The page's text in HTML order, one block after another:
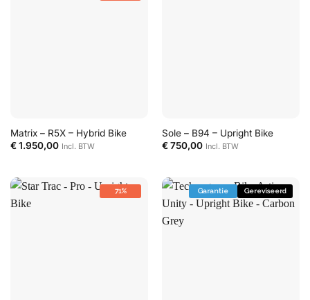
Matrix – R5X – Hybrid Bike
€1.950,00 Incl. BTW
Sole – B94 – Upright Bike
€750,00 Incl. BTW
71% Garantie Gereviseerd